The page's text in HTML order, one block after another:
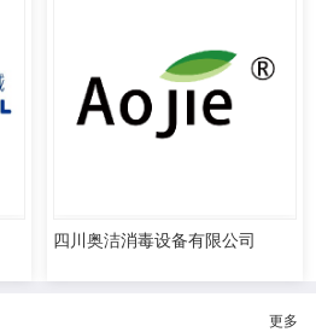
四川奥洁消毒设备有限公司
更多